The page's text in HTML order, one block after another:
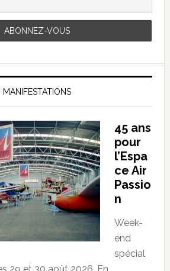
MANIFESTATIONS
45 ans
pour
l’Espa
ce Air
Passio
n
Week-
end
spécial